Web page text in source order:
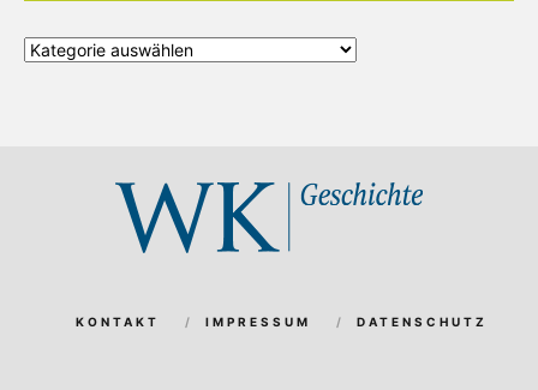
Alle
KONTAKT IMPRESSUM DATENSCHUTZ